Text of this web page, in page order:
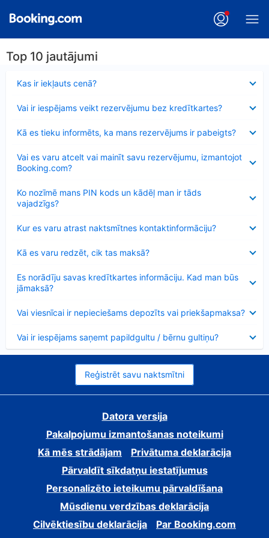
Top 10 jautājumi
Kas ir iekļauts cenā?
Vai ir iespējams veikt rezervējumu bez kredītkartes?
Kā es tieku informēts, ka mans rezervējums ir pabeigts?
Vai es varu atcelt vai mainīt savu rezervējumu, izmantojot
Booking.com?
Ko nozīmē mans PIN kods un kādēļ man ir tāds
vajadzīgs?
Kur es varu atrast naktsmītnes kontaktinformāciju?
Kā es varu redzēt, cik tas maksā?
Es norādīju savas kredītkartes informāciju. Kad man būs
jāmaksā?
Vai viesnīcai ir nepieciešams depozīts vai priekšapmaksa?
Vai ir iespējams saņemt papildgultu / bērnu gultiņu?
Reģistrēt savu naktsmītni
Datora versija
Pakalpojumu izmantošanas noteikumi
Kā mēs strādājam
Privātuma deklarācija
Pārvaldīt sīkdatņu iestatījumus
Personalizēto ieteikumu pārvaldīšana
Mūsdienu verdzības deklarācija
Cilvēktiesību deklarācija
Par Booking.com